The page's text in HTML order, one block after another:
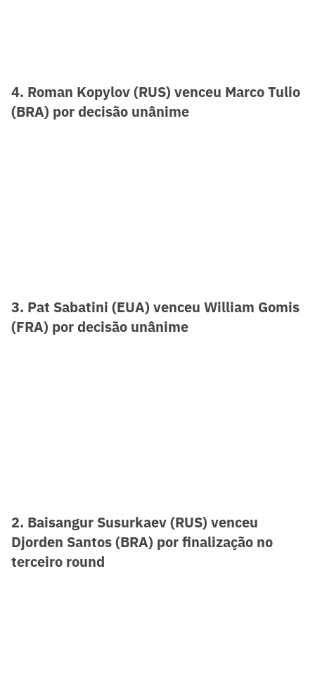
4. Roman Kopylov (RUS) venceu Marco Tulio
(BRA) por decisão unânime
3. Pat Sabatini (EUA) venceu William Gomis
(FRA) por decisão unânime
2. Baisangur Susurkaev (RUS) venceu
Djorden Santos (BRA) por finalização no
terceiro round